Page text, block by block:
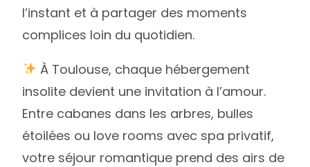
l’instant et à partager des moments
complices loin du quotidien.
À Toulouse, chaque hébergement
insolite devient une invitation à l’amour.
Entre cabanes dans les arbres, bulles
étoilées ou love rooms avec spa privatif,
votre séjour romantique prend des airs de